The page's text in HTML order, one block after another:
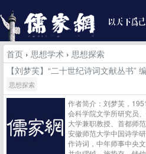
首页 › 思想学术 › 思想探索
【刘梦芙】“二十世纪诗词文献丛书”
思想探索
作者简介：刘梦芙，
会科学院文学所研究员
大学兼职教授、首都师
安徽师范大学中国诗学
作诗词，中年师事中央